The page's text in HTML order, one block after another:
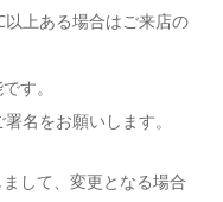
上ある場合はご来店の
す。
名をお願いします。
して、変更となる場合